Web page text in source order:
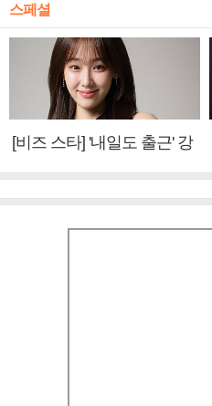
스페셜
[비즈 스타] '내일도 출근' 강